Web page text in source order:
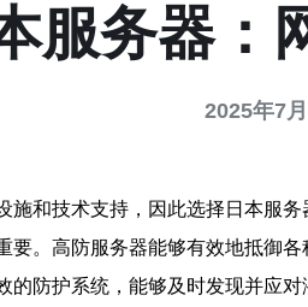
服务器：
2025年7
和技术支持，因此选择日本服务
。高防服务器能够有效地抵御各
防护系统，能够及时发现并应对